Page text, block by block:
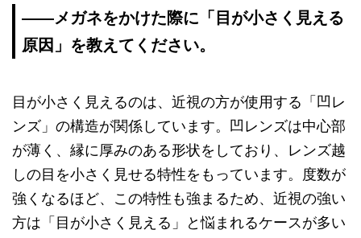
—―メガネをかけた際に「目が小さく見える
原因」を教えてください。
目が小さく見えるのは、近視の方が使用する「凹レ
ンズ」の構造が関係しています。凹レンズは中心部
が薄く、縁に厚みのある形状をしており、レンズ越
しの目を小さく見せる特性をもっています。度数が
強くなるほど、この特性も強まるため、近視の強い
方は「目が小さく見える」と悩まれるケースが多い